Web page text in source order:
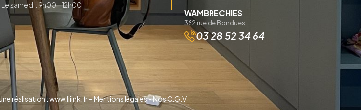
Le samedi : 9h00 – 12h00
WAMBRECHIES
382 rue de Bondues
03 28 52 34 64
réalisation : www.liiink.fr –Mentions légales–Nos C.G.V